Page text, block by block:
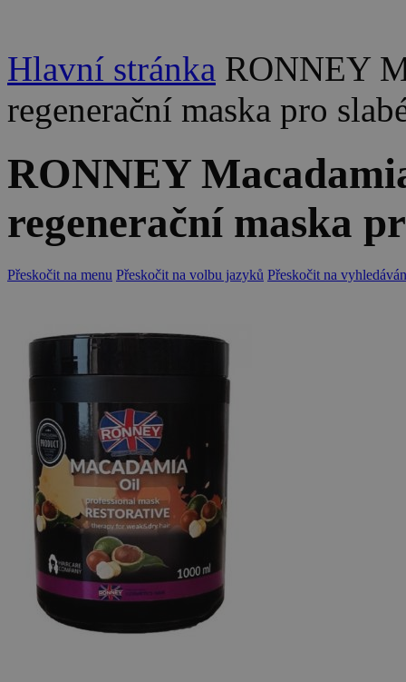
Hlavní stránka RONNEY
regenerační maska pro
RONNEY
regenerační maska
Přeskočit na menu Přeskočit na volbu jazyků Přeskočit na